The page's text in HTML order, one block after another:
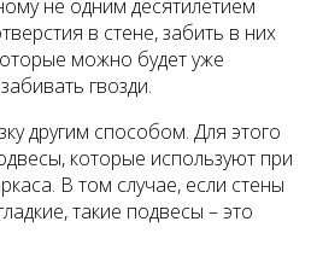
не одним десятилетием
в стене, забить в них
можно будет уже
гвозди.
другим способом. Для этого
которые используют при
В том случае, если стены
такие подвесы – это